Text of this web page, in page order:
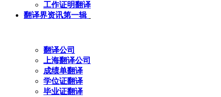
工作证明翻译
翻译界资讯第一辑
翻译公司
上海翻译公司
成绩单翻译
学位证翻译
毕业证翻译